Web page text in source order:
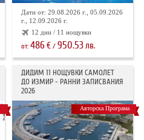
Дати от: 29.08.2026 г., 05.09.2026
г., 12.09.2026 г.
12 дни / 11 нощувки
от:486€ /950.53лв.
ДИДИМ 11 НОЩУВКИ САМОЛЕТ
ДО ИЗМИР - РАННИ ЗАПИСВАНИЯ
2026
Авторска Програма